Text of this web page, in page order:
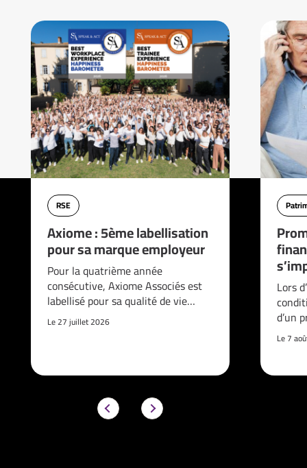
RSE
Axiome : 5ème labellisation
pour sa marque employeur
Pour la quatrième année
consécutive, Axiome Associés est
labellisé pour sa qualité de vie…
Le 27 juillet 2026
Lors
d’un
Le 7